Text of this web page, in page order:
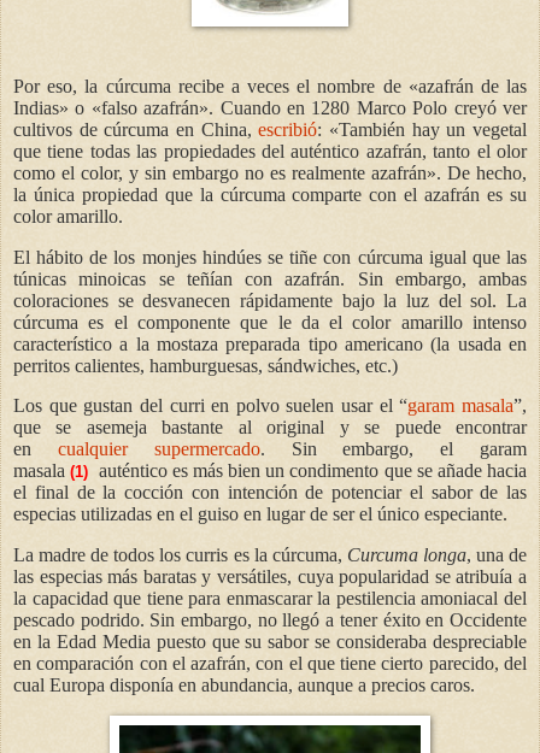
Por eso, la cúrcuma recibe a veces el nombre de «azafrán de las
Indias» o «falso azafrán». Cuando en 1280 Marco Polo creyó ver
cultivos de cúrcuma en China,escribió: «También hay un vegetal
que tiene todas las propiedades del auténtico azafrán, tanto el olor
como el color, y sin embargo no es realmente azafrán». De hecho,
la única propiedad que la cúrcuma comparte con el azafrán es su
color amarillo.
El hábito de los monjes hindúes se tiñe con cúrcuma igual que las
túnicas minoicas se teñían con azafrán. Sin embargo, ambas
coloraciones se desvanecen rápidamente bajo la luz del sol. La
cúrcuma es el componente que le da el color amarillo intenso
característico a la mostaza preparada tipo americano (la usada en
perritos calientes, hamburguesas, sándwiches, etc.)
Los que gustan del curri en polvo suelen usar el “garam masala”,
que se asemeja bastante al original y se puede encontrar
en
cualquier supermercado. Sin embargo, el garam
masala(1) auténtico es más bien un condimento que se añade hacia
el final de la cocción con intención de potenciar el sabor de las
especias utilizadas en el guiso en lugar de ser el único especiante.
La madre de todos los curris es la cúrcuma, Curcuma longa, una de
las especias más baratas y versátiles, cuya popularidad se atribuía a
la capacidad que tiene para enmascarar la pestilencia amoniacal del
pescado podrido. Sin embargo, no llegó a tener éxito en Occidente
en la Edad Media puesto que su sabor se consideraba despreciable
en comparación con el azafrán, con el que tiene cierto parecido, del
cual Europa disponía en abundancia, aunque a precios caros.